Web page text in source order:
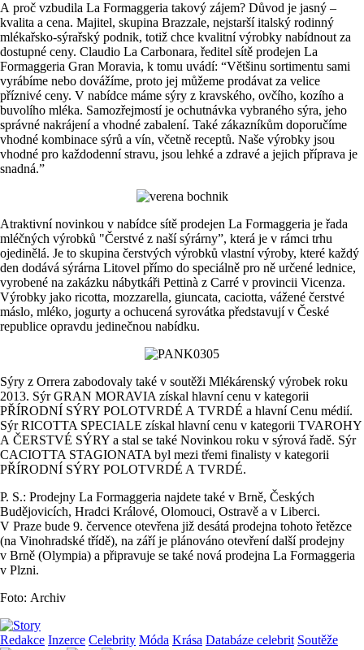
A proč vzbudila La Formaggeria takový zájem? Důvod je jasný –
kvalita a cena. Majitel, skupina Brazzale, nejstarší italský rodinný
mlékařsko-sýrařský podnik, totiž chce kvalitní výrobky nabídnout za
dostupné ceny. Claudio La Carbonara, ředitel sítě prodejen La
Formaggeria Gran Moravia, k tomu uvádí: “Většinu sortimentu sami
vyrábíme nebo dovážíme, proto jej můžeme prodávat za velice
příznivé ceny. V nabídce máme sýry z kravského, ovčího, kozího a
buvolího mléka. Samozřejmostí je ochutnávka vybraného sýra, jeho
správné nakrájení a vhodné zabalení. Také zákazníkům doporučíme
vhodné kombinace sýrů a vín, včetně receptů. Naše výrobky jsou
vhodné pro každodenní stravu, jsou lehké a zdravé a jejich příprava je
snadná.”
Atraktivní novinkou v nabídce sítě prodejen La Formaggeria je řada
mléčných výrobků "Čerstvé z naší sýrárny”, která je v rámci trhu
ojedinělá. Je to skupina čerstvých výrobků vlastní výroby, které každý
den dodává sýrárna Litovel přímo do speciálně pro ně určené lednice,
vyrobené na zakázku nábytkáři Pettinà z Carré v provincii Vicenza.
Výrobky jako ricotta, mozzarella, giuncata, caciotta, vážené čerstvé
máslo, mléko, jogurty a ochucená syrovátka představují v České
republice opravdu jedinečnou nabídku.
Sýry z Orrera zabodovaly také v soutěži Mlékárenský výrobek roku
2013. Sýr GRAN MORAVIA získal hlavní cenu v kategorii
PŘÍRODNÍ SÝRY POLOTVRDÉ A TVRDÉ a hlavní Cenu médií.
Sýr RICOTTA SPECIALE získal hlavní cenu v kategorii TVAROHY
A ČERSTVÉ SÝRY a stal se také Novinkou roku v sýrová řadě. Sýr
CACIOTTA STAGIONATA byl mezi třemi finalisty v kategorii
PŘÍRODNÍ SÝRY POLOTVRDÉ A TVRDÉ.
P. S.: Prodejny La Formaggeria najdete také v Brně, Českých
Budějovicích, Hradci Králové, Olomouci, Ostravě a v Liberci.
V Praze bude 9. července otevřena již desátá prodejna tohoto řetězce
(na Vinohradské třídě), na září je plánováno otevření další prodejny
v Brně (Olympia) a připravuje se také nová prodejna La Formaggeria
v Plzni.
Foto: Archiv
Redakce Inzerce Celebrity Móda Krása Databáze celebrit Soutěže